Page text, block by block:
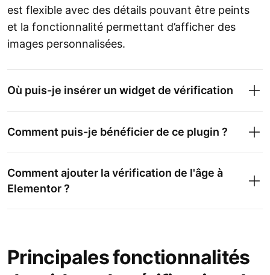
est flexible avec des détails pouvant être peints
et la fonctionnalité permettant d’afficher des
images personnalisées.
Où puis-je insérer un widget de vérification
Comment puis-je bénéficier de ce plugin ?
Comment ajouter la vérification de l'âge à
Elementor ?
Principales fonctionnalités